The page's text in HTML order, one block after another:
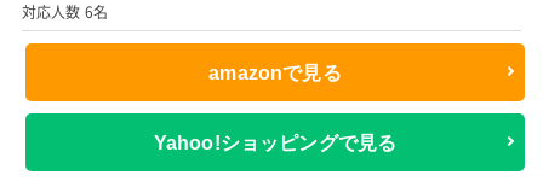
対応人数 6名
amazonで見る
Yahoo!ショッピングで見る